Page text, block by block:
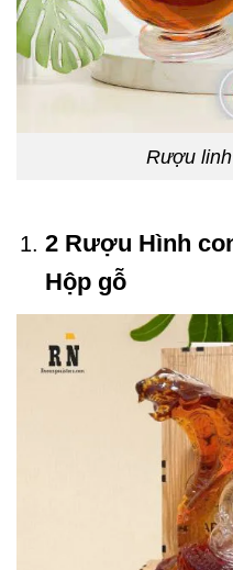
Rượu
2 Rượu Hình
Hộp gỗ